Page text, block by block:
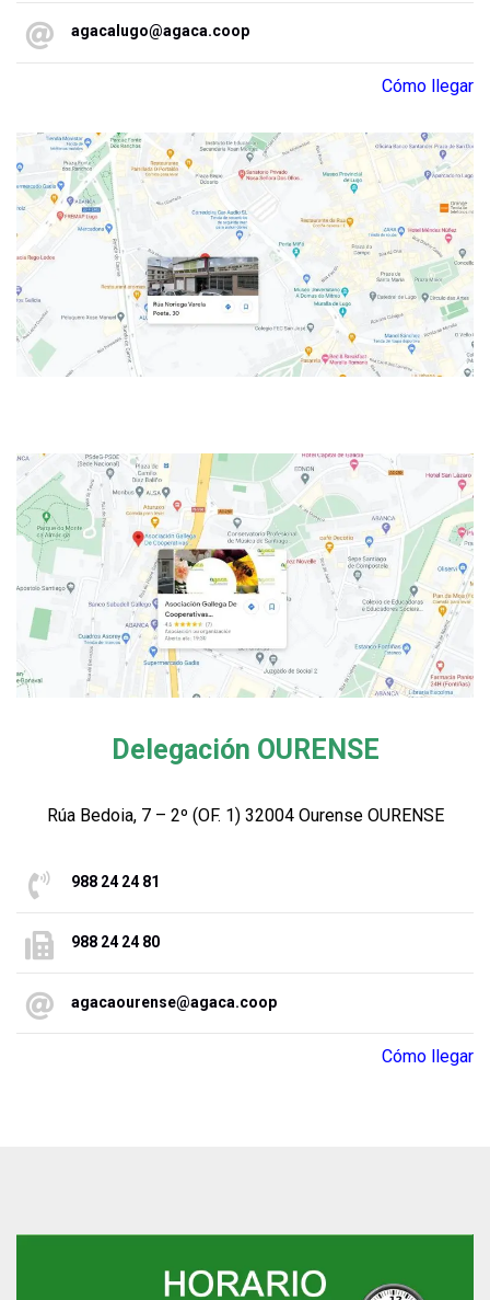
agacalugo@agaca.coop
Cómo llegar
Delegación OURENSE
Rúa Bedoia, 7 – 2º (OF. 1) 32004 Ourense OURENSE
988 24 24 81
988 24 24 80
agacaourense@agaca.coop
Cómo llegar